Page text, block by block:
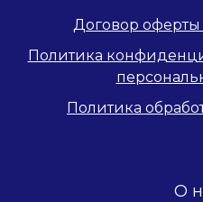
Договор
Политика
Политика
О